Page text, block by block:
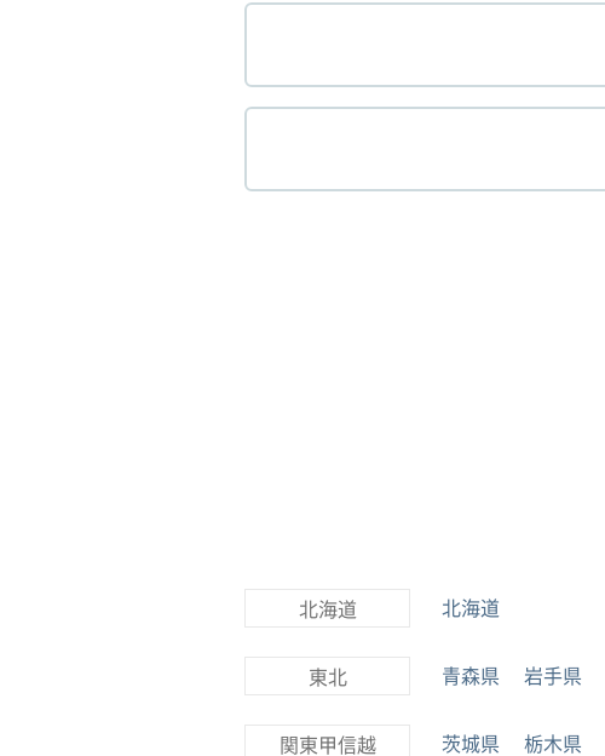
北海道 北海道
東北 青森県 岩手県
関東甲信越 茨城県 栃木県